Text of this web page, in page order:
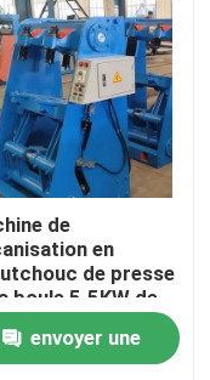
de
en
de presse
boule 5.5KW de
en plastique
envoyer une